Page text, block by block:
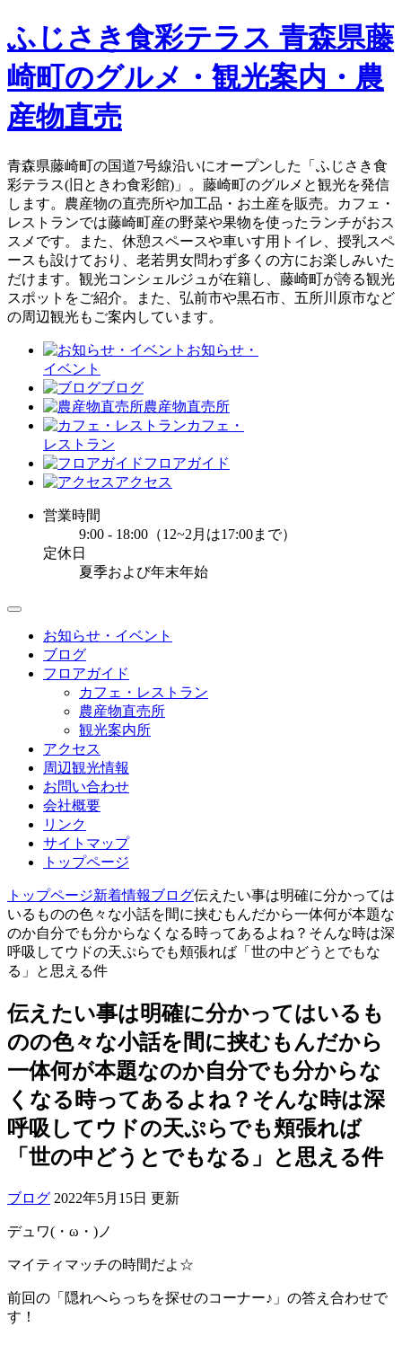
ふじさき食彩テラス 青森県藤
崎町のグルメ・観光案内・農
産物直売
青森県藤崎町の国道7号線沿いにオープンした「ふじさき食
彩テラス(旧ときわ食彩館)」。藤崎町のグルメと観光を発信
します。農産物の直売所や加工品・お土産を販売。カフェ・
レストランでは藤崎町産の野菜や果物を使ったランチがおス
スメです。また、休憩スペースや車いす用トイレ、授乳スペ
ースも設けており、老若男女問わず多くの方にお楽しみいた
だけます。観光コンシェルジュが在籍し、藤崎町が誇る観光
スポットをご紹介。また、弘前市や黒石市、五所川原市など
の周辺観光もご案内しています。
お知らせ・
イベント
ブログ
農産物直売所
カフェ・
レストラン
フロアガイド
アクセス
営業時間
9:00 - 18:00（12~2月は17:00まで）
定休日
夏季および年末年始
お知らせ・イベント
ブログ
フロアガイド
カフェ・レストラン
農産物直売所
観光案内所
アクセス
周辺観光情報
お問い合わせ
会社概要
リンク
サイトマップ
トップページ
トップページ新着情報ブログ伝えたい事は明確に分かっては
いるものの色々な小話を間に挟むもんだから一体何が本題な
のか自分でも分からなくなる時ってあるよね？そんな時は深
呼吸してウドの天ぷらでも頬張れば「世の中どうとでもな
る」と思える件
伝えたい事は明確に分かってはいるも
のの色々な小話を間に挟むもんだから
一体何が本題なのか自分でも分からな
くなる時ってあるよね？そんな時は深
呼吸してウドの天ぷらでも頬張れば
「世の中どうとでもなる」と思える件
ブログ 2022年5月15日 更新
デュワ(・ω・)ノ
マイティマッチの時間だよ☆
前回の「隠れへらっちを探せのコーナー♪」の答え合わせで
す！